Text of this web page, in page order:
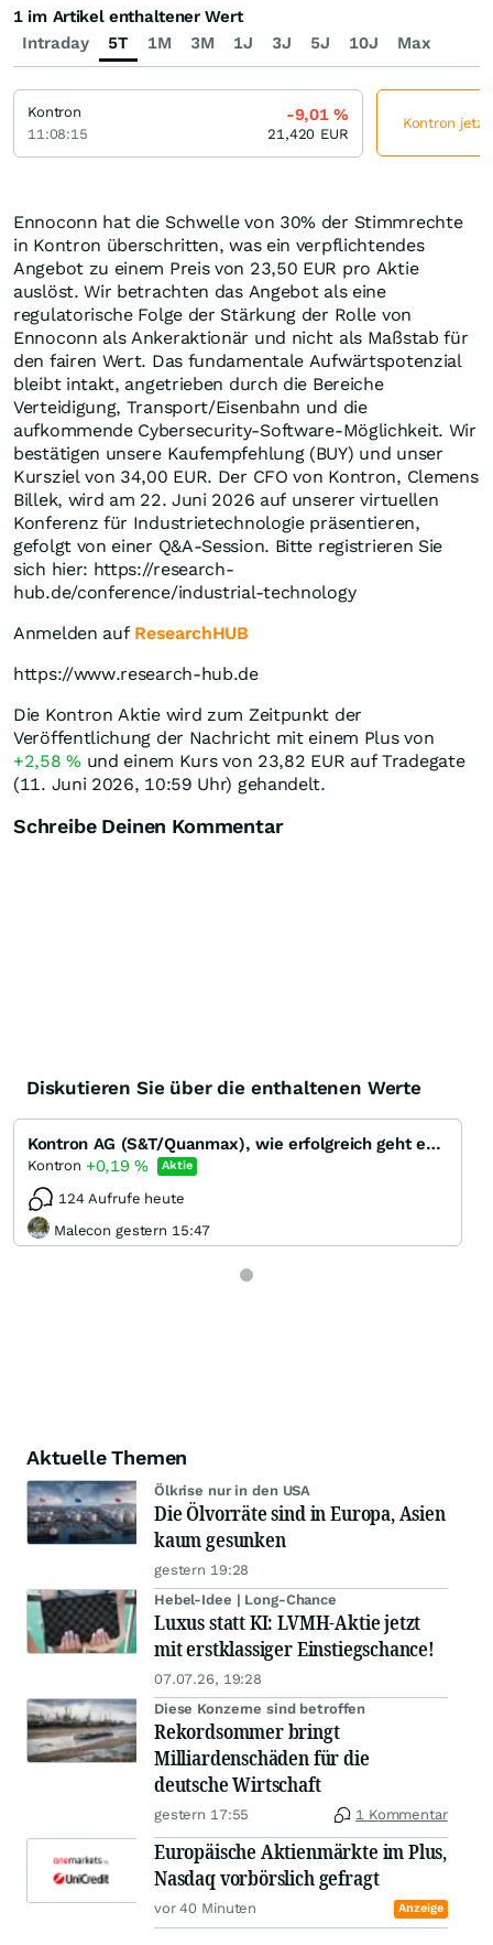
Ennoconn hat die Schwelle von 30% der Stimmrechte
in Kontron überschritten, was ein verpflichtendes
Angebot zu einem Preis von 23,50 EUR pro Aktie
auslöst. Wir betrachten das Angebot als eine
regulatorische Folge der Stärkung der Rolle von
Ennoconn als Ankeraktionär und nicht als Maßstab für
den fairen Wert. Das fundamentale Aufwärtspotenzial
bleibt intakt, angetrieben durch die Bereiche
Verteidigung, Transport/Eisenbahn und die
aufkommende Cybersecurity-Software-Möglichkeit. Wir
bestätigen unsere Kaufempfehlung (BUY) und unser
Kursziel von 34,00 EUR. Der CFO von Kontron, Clemens
Billek, wird am 22. Juni 2026 auf unserer virtuellen
Konferenz für Industrietechnologie präsentieren,
gefolgt von einer Q&A-Session. Bitte registrieren Sie
sich hier: https://research-
hub.de/conference/industrial-technology
Anmelden auf ResearchHUB
https://www.research-hub.de
Die Kontron Aktie wird zum Zeitpunkt der
Veröffentlichung der Nachricht mit einem Plus von
+2,58% und einem Kurs von 23,82 EUR auf Tradegate
(11. Juni 2026, 10:59 Uhr) gehandelt.
Schreibe Deinen Kommentar
Diskutieren Sie über die enthaltenen Werte
Kontron AG (S&T/Quanmax), wie erfolgreich geht es weiter?
Kontron +0,19% Aktie
124 Aufrufe heute
Malecon gestern 15:47
Aktuelle Themen
Ölkrise nur in den USA
Die Ölvorräte sind in Europa, Asien
kaum gesunken
gestern 19:28
Hebel-Idee | Long-Chance
Luxus statt KI: LVMH-Aktie jetzt
mit erstklassiger Einstiegschance!
07.07.26, 19:28
Diese Konzerne sind betroffen
Rekordsommer bringt
Milliardenschäden für die
deutsche Wirtschaft
gestern 17:55 1 Kommentar
Europäische Aktienmärkte im Plus,
Nasdaq vorbörslich gefragt
vor 40 Minuten Anzeige
Intraday 5T 1M 3M 1J 3J 5J 10J Max
1 im Artikel enthaltener Wert
Kontron
11:08:15
-9,01%
21,420 EUR
Kontron jetzt